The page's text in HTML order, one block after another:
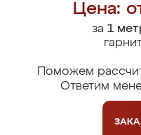
Цена:
за 1
Поможем
Ответим